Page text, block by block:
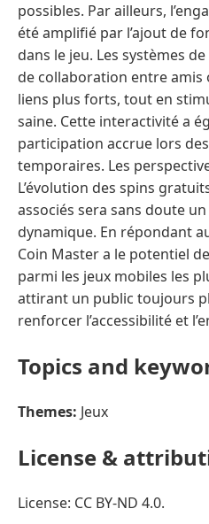
possibles. Par ailleurs,
été amplifié par l’ajout de
dans le jeu. Les systèmes
de collaboration entre amis
liens plus forts, tout en
saine. Cette interactivité a
participation accrue lors
temporaires. Les
L’évolution des spins
associés sera sans doute
dynamique. En répondant
Coin Master a le potentiel
parmi les jeux mobiles les
attirant un public toujours
renforcer l’accessibilité et
Topics and
Themes: Jeux
License &
License: CC BY-ND 4.0.